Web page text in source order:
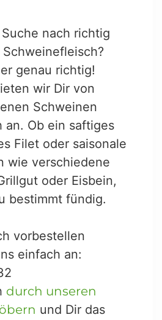
nach richtig
genau richtig!
wir Dir von
Schweinen
an. Ob ein saftiges
Filet oder saisonale
wie verschiedene
oder Eisbein,
bestimmt fündig.
vorbestellen
einfach an:
durch unseren
und Dir das